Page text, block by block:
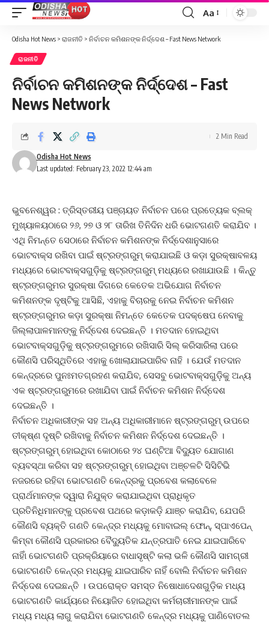
Font
Resizer
Aa
Odisha Hot News > ରାଜନୀତି > ନିର୍ବାଚନ କମିଶନଙ୍କ ନିର୍ଦ୍ଦେଶ – Fast News Network
ରାଜନୀତି
ନିର୍ବାଚନ କମିଶନଙ୍କ ନିର୍ଦ୍ଦେଶ – Fast
News Network
Last updated: February 23, 2022 12:44 am
Odisha Hot News
2 Min Read
ଭୁବନେଶ୍ୱର : ତ୍ରିସ୍ତରୀୟ ପଞ୍ଚାୟତ ନିର୍ବାଚନ ପରେ ପ୍ରତ୍ୟେକ ବ୍ଲକ୍
ମୁଖ୍ୟାଳୟଠାରେ ୨୬, ୨୭ ଓ ୨୮ ତାରିଖ ତିନିଦିନ ଧରି ଭୋଟଗଣତି କରାଯିବ ।
ଏଥି ନିମନ୍ତେ ସେଠାରେ ନିର୍ବାଚନ କମିଶନଙ୍କ ନିର୍ଦ୍ଦେଶାନୁସାରେ
ଭୋଟବାକ୍ସ ରଖିବା ପାଇଁ ଷ୍ଟ୍ରଙ୍ଗରୁମ୍ କରାଯାଇଛି ଓ କଡ଼ା ସୁରକ୍ଷାବଳୟ
ମଧ୍ୟରେ ଭୋଟବାକ୍ସଗୁଡ଼ିକୁ ଷ୍ଟ୍ରଙ୍ଗରୁମ୍ ମଧ୍ୟରେ ରଖାଯାଉଛି । କିନ୍ତୁ
ଷ୍ଟ୍ରଙ୍ଗରୁମର ସୁରକ୍ଷା ଦିଗରେ କେତେକ ଅଭିଯୋଗ ନିର୍ବାଚନ
କମିଶନଙ୍କ ଦୃଷ୍ଟିକୁ ଆସିଛି, ଏହାକୁ ବିଚାରକୁ ନେଇ ନିର୍ବାଚନ କମିଶନ
ଷ୍ଟ୍ରଙ୍ଗରୁମର କଡ଼ା ସୁରକ୍ଷା ନିମନ୍ତେ କେତେକ ପଦକ୍ଷେପ ନେବାକୁ
ଜିଲ୍ଲାପାଳମାନଙ୍କୁ ନିର୍ଦ୍ଦେଶ ଦେଇଛନ୍ତି । ମତଦାନ ହୋଇଥିବା
ଭୋଟବାକ୍ସଗୁଡ଼ିକୁ ଷ୍ଟ୍ରଙ୍ଗରୁମରେ ରଖିସାରି ସିଲ୍ କରିସାରିଲା ପରେ
କୌଣସି ପରିସ୍ଥିତିରେ ଏହାକୁ ଖୋଲାଯାଇପାରିବ ନାହି । ଯେଉଁ ମତଦାନ
କେନ୍ଦ୍ରରେ ପୁନଃମତଗ୍ରହଣ କରାଯିବ, ସେସବୁ ଭୋଟବାକ୍ସଗୁଡ଼ିକୁ ଅନ୍ୟ
ଏକ ଷ୍ଟ୍ରଙ୍ଗରୁମରେ ରଖାଯିବା ପାଇଁ ନିର୍ବାଚନ କମିଶନ ନିର୍ଦ୍ଦେଶ
ଦେଇଛନ୍ତି ।
ନିର୍ବାଚନ ଅଧିକାରୀଙ୍କ ସହ ଅନ୍ୟ ଅଧିକାରୀମାନେ ଷ୍ଟ୍ରଙ୍ଗରୁମ୍ ଉପରେ
ତୀକ୍ଷ୍ଣ ଦୃଷ୍ଟି ରଖିବାକୁ ନିର୍ବାଚନ କମିଶନ ନିର୍ଦ୍ଦେଶ ଦେଇଛନ୍ତି ।
ଷ୍ଟ୍ରଙ୍ଗରୁମ୍ ହୋଇଥିବା କୋଠାରେ ୨୪ ଘଣ୍ଟିଆ ବିଦ୍ୟୁତ ଯୋଗାଣ
ବ୍ୟବସ୍ଥା କରିବା ସହ ଷ୍ଟ୍ରଙ୍ଗରୁମ୍ ହୋଇଥିବା ଅଞ୍ଚଳଟି ସିସିଟିଭି
ନଜରରେ ରହିବା ଭୋଟଗଣତି କେନ୍ଦ୍ରକୁ ପ୍ରବେଶ କଲାବେଳେ
ପ୍ରାର୍ଥମାନଙ୍କ ଦ୍ୱାରା ନିଯୁକ୍ତ କରାଯାଇଥିବା ପ୍ରାଧିକୃତ
ପ୍ରତିନିଧିମାନଙ୍କୁ ପ୍ରବେଶ ପଥରେ କଡ଼ାକଡ଼ି ଯାଞ୍ଚ କରାଯିବ, ଯେପରି
କୌଣସି ବ୍ୟକ୍ତି ଗଣତି କେନ୍ଦ୍ର ମଧ୍ୟକୁ ମୋବାଇଲ୍ ଫୋନ୍, ସ୍ପାଏପେନ୍
କିମ୍ବା କୌଣସି ପ୍ରକାରର ବୈଦ୍ୟୁତିକ ଯନ୍ତ୍ରପାତି ନେଇ ଯାଇପାରିବେ
ନାହିାଁ ଭୋଟଗଣତି ପ୍ରକ୍ରିୟାରେ ବାଧାସୃଷ୍ଟି କଲା ଭଳି କୌଣସି ସାମଗ୍ରୀ
ଭୋଟଗଣତି କେନ୍ଦ୍ର ମଧ୍ୟକୁ ଯାଇପାରିବ ନାହିଁ ବୋଲି ନିର୍ବାଚନ କମିଶନ
ନିର୍ଦ୍ଦେଶ ଦେଇଛନ୍ତି । ଉପରୋକ୍ତ ସମସ୍ତ ନିଷୋଧାଦେଶଗୁଡ଼ିକ ମଧ୍ୟ
ଭୋଟଗଣତି କାର୍ଯ୍ୟରେ ନିୟୋଜିତ ହୋଇଥିବା କର୍ମଚାରୀମାନଙ୍କ ପାଇଁ
ମଧ୍ୟ ମଧ୍ୟ ଲାଗୁ କରାଯିବା ଭୋଟଗଣତି କେନ୍ଦ୍ର ମଧ୍ୟକୁ ପାଣିବୋତଲ